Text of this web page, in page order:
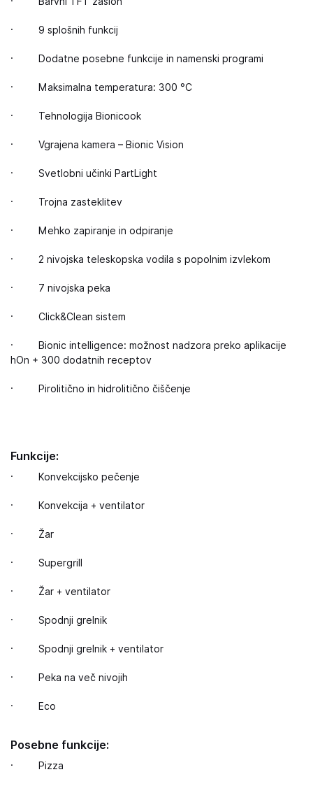
· 9 splošnih funkcij
· Dodatne posebne funkcije in namenski programi
· Maksimalna temperatura: 300 °C
· Tehnologija Bionicook
· Vgrajena kamera – Bionic Vision
· Svetlobni učinki PartLight
· Trojna zasteklitev
· Mehko zapiranje in odpiranje
· 2 nivojska teleskopska vodila s popolnim izvlekom
· 7 nivojska peka
· Click&Clean sistem
· Bionic intelligence: možnost nadzora preko aplikacije
hOn + 300 dodatnih receptov
· Pirolitično in hidrolitično čiščenje
Funkcije:
· Konvekcijsko pečenje
· Konvekcija + ventilator
· Žar
· Supergrill
· Žar + ventilator
· Spodnji grelnik
· Spodnji grelnik + ventilator
· Peka na več nivojih
· Eco
Posebne funkcije:
· Pizza